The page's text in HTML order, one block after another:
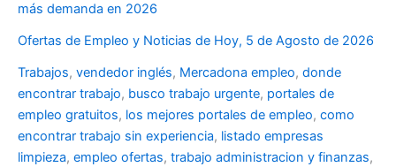
más demanda en 2026
Ofertas de Empleo y Noticias de Hoy, 5 de Agosto de 2026
Trabajos, vendedor inglés, Mercadona empleo, donde
encontrar trabajo, busco trabajo urgente, portales de
empleo gratuitos, los mejores portales de empleo, como
encontrar trabajo sin experiencia, listado empresas
limpieza, empleo ofertas, trabajo administracion y finanzas,